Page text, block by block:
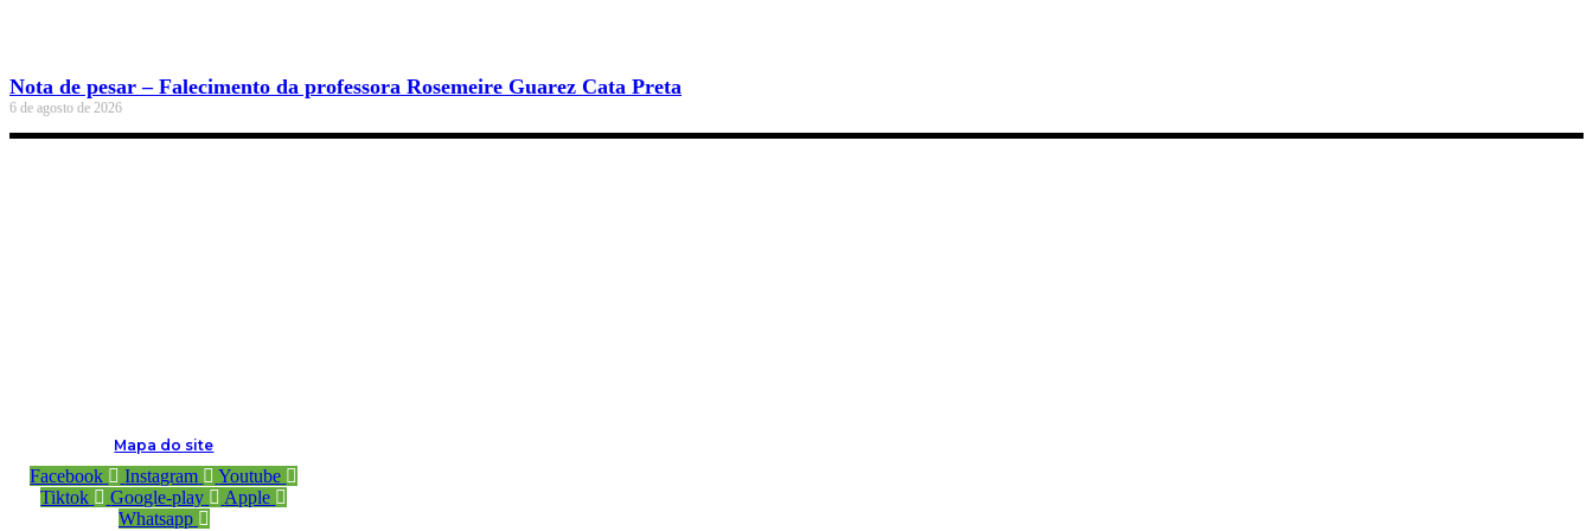
Nota de pesar – Falecimento da professora Rosemeire Guarez Cata Preta
6 de agosto de 2026
Mapa do site
Facebook Instagram
Youtube
Tiktok
Google-play
Apple
Whatsapp